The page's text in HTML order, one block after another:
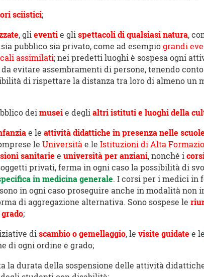
sciistici;
, gli eventi e gli spettacoli di qualsiasi natura,
pubblico sia privato, come ad esempio grandi
assimilati; nei predetti luoghi è sospesa ogni
evitare assembramenti di persone, tenendo
di rispettare la distanza tra loro di almeno un
dei musei e degli altri istituti e luoghi della
e le attività didattiche in presenza nelle
le Università e le Istituzioni di Alta
sanitarie e università per anziani, nonché i
privati, ferma in ogni caso la possibilità di
in medicina generale. I corsi per i medici in
in ogni caso proseguire anche in modalità non
di aggregazione alternativa. Sono sospese le
;
di scambio o gemellaggio, le visite guidate e le
di ogni ordine e grado;
la durata della sospensione delle attività